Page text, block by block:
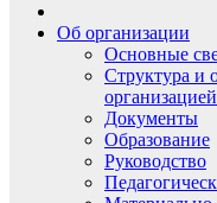
Об организации
Основные
Структура и
организацией
Документы
Образование
Руководство